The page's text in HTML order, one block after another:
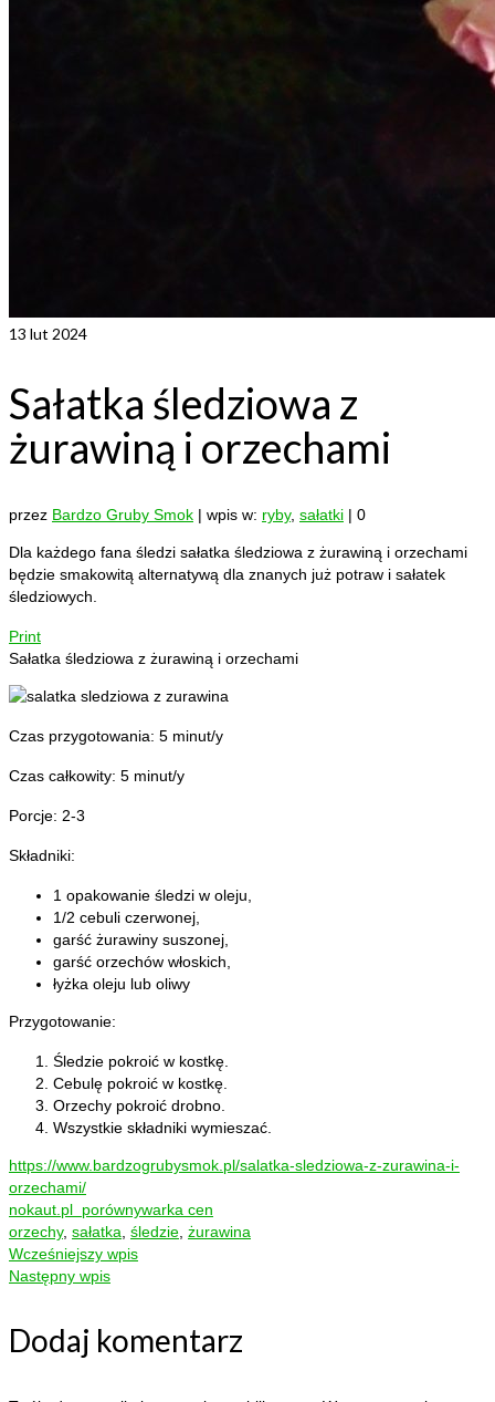
13 lut 2024
Sałatka śledziowa z
żurawiną i orzechami
przez Bardzo Gruby Smok | wpis w: ryby, sałatki | 0
Dla każdego fana śledzi sałatka śledziowa z żurawiną i orzechami
będzie smakowitą alternatywą dla znanych już potraw i sałatek
śledziowych.
Print
Sałatka śledziowa z żurawiną i orzechami
Czas przygotowania: 5 minut/y
Czas całkowity: 5 minut/y
Porcje: 2-3
Składniki:
1 opakowanie śledzi w oleju,
1/2 cebuli czerwonej,
garść żurawiny suszonej,
garść orzechów włoskich,
łyżka oleju lub oliwy
Przygotowanie:
Śledzie pokroić w kostkę.
Cebulę pokroić w kostkę.
Orzechy pokroić drobno.
Wszystkie składniki wymieszać.
https://www.bardzogrubysmok.pl/salatka-sledziowa-z-zurawina-i-
orzechami/
nokaut .pl porównywarka cen
orzechy, sałatka śledzie żurawina
Wcześniejszy wpis
Następny wpis
Dodaj komentarz